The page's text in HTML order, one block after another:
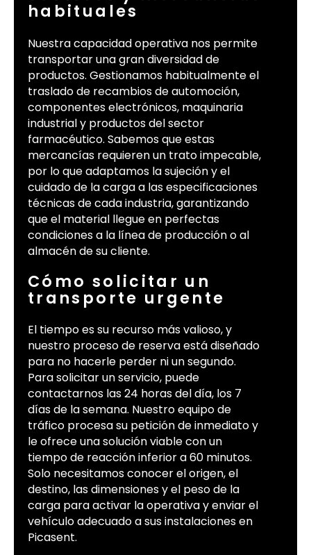
habituales
Nuestra capacidad operativa nos permite
transportar una gran diversidad de
productos. Gestionamos habitualmente el
traslado de recambios de automoción,
componentes electrónicos, maquinaria
industrial y productos del sector
farmacéutico. Sabemos que estas
mercancías requieren un trato impecable,
por lo que adaptamos la sujeción y el
cuidado de la carga a las especificaciones
técnicas de cada industria, garantizando
que el material llegue en perfectas
condiciones a la línea de producción o al
almacén de su cliente.
Cómo solicitar un
transporte urgente
El tiempo es su recurso más valioso, y
nuestro proceso de reserva está diseñado
para no hacerle perder ni un segundo.
Para solicitar un servicio, puede
contactarnos las 24 horas del día, los 7
días de la semana. Nuestro equipo de
tráfico procesa su petición de inmediato y
le ofrece una solución viable con un
tiempo de reacción inferior a 60 minutos.
Solo necesitamos conocer el origen, el
destino, las dimensiones y el peso de la
carga para activar la operativa y enviar el
vehículo adecuado a sus instalaciones en
Picasent.